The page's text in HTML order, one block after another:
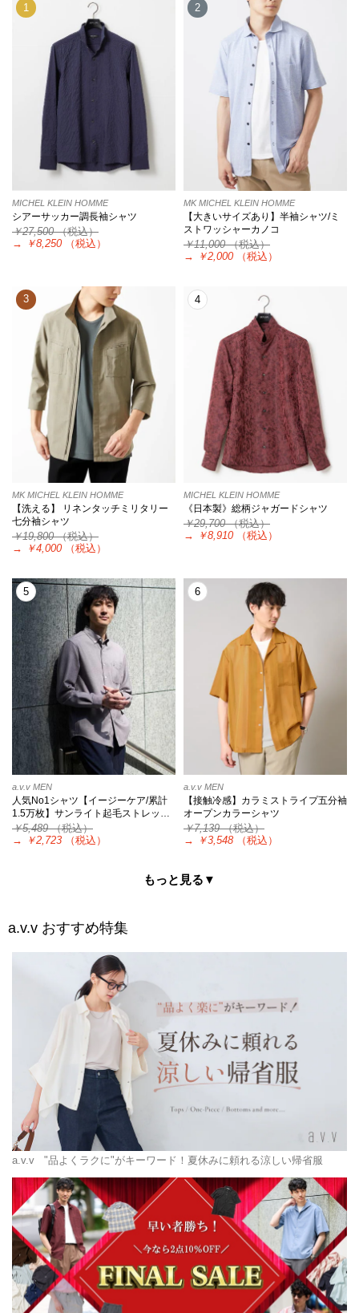
1
MICHEL KLEIN HOMME
シアーサッカー調長袖シャツ
￥27,500（税込）
→
￥8,250 （税込）
2
MK MICHEL KLEIN HOMME
【大きいサイズあり】半袖シャツ/ミ
ストワッシャーカノコ
￥11,000（税込）
→
￥2,000 （税込）
3
MK MICHEL KLEIN HOMME
【洗える】 リネンタッチミリタリー
七分袖シャツ
￥19,800（税込）
→
￥4,000 （税込）
4
MICHEL KLEIN HOMME
《日本製》総柄ジャガードシャツ
￥29,700（税込）
→
￥8,910 （税込）
5
a.v.v MEN
人気No1シャツ【イージーケア/累計
1.5万枚】サンライト起毛ストレッ…
￥5,489（税込）
→
￥2,723 （税込）
6
a.v.v MEN
【接触冷感】カラミストライプ五分袖
オープンカラーシャツ
￥7,139（税込）
→
￥3,548 （税込）
もっと見る▼
a.v.v おすすめ特集
a.v.v "品よくラクに"がキーワード！夏休みに頼れる涼しい帰省服